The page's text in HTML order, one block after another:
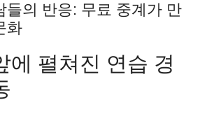
들의 반응: 무료 중계가 만
화
에 펼쳐진 연습 경